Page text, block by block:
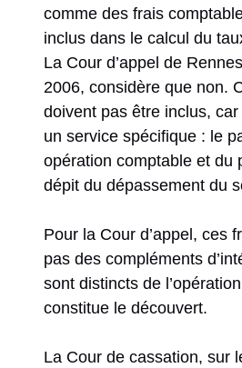
comme des frais
inclus dans le calcul du
La Cour d’appel de
2006, considère que non.
doivent pas être inclus,
un service spécifique : le
opération comptable et du
dépit du dépassement du
Pour la Cour d’appel, ces
pas des compléments
sont distincts de
constitue le découvert.
La Cour de cassation, sur